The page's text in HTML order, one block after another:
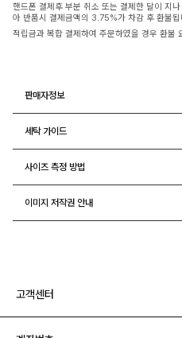
핸드폰 결제후 부분 취소 또는 결제한 달이 지
아 반품시 결제금액의 3.75%가 차감 후 환불됩
적립금과 복합 결제하여 주문하였을 경우 환불
판매자정보
세탁 가이드
사이즈 측정 방법
이미지 저작권 안내
고객센터